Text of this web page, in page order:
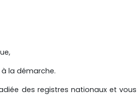
la démarche.
des registres nationaux et vous